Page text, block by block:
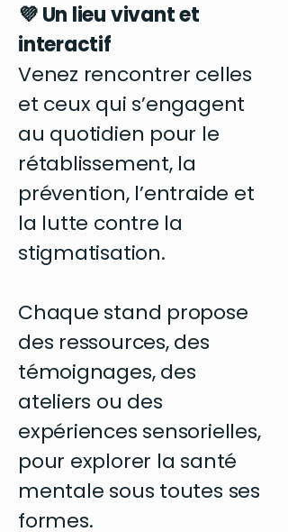
💜 Un lieu vivant et
interactif
Venez rencontrer celles
et ceux qui s’engagent
au quotidien pour le
rétablissement, la
prévention, l’entraide et
la lutte contre la
stigmatisation.
Chaque stand propose
des ressources, des
témoignages, des
ateliers ou des
expériences sensorielles,
pour explorer la santé
mentale sous toutes ses
formes.